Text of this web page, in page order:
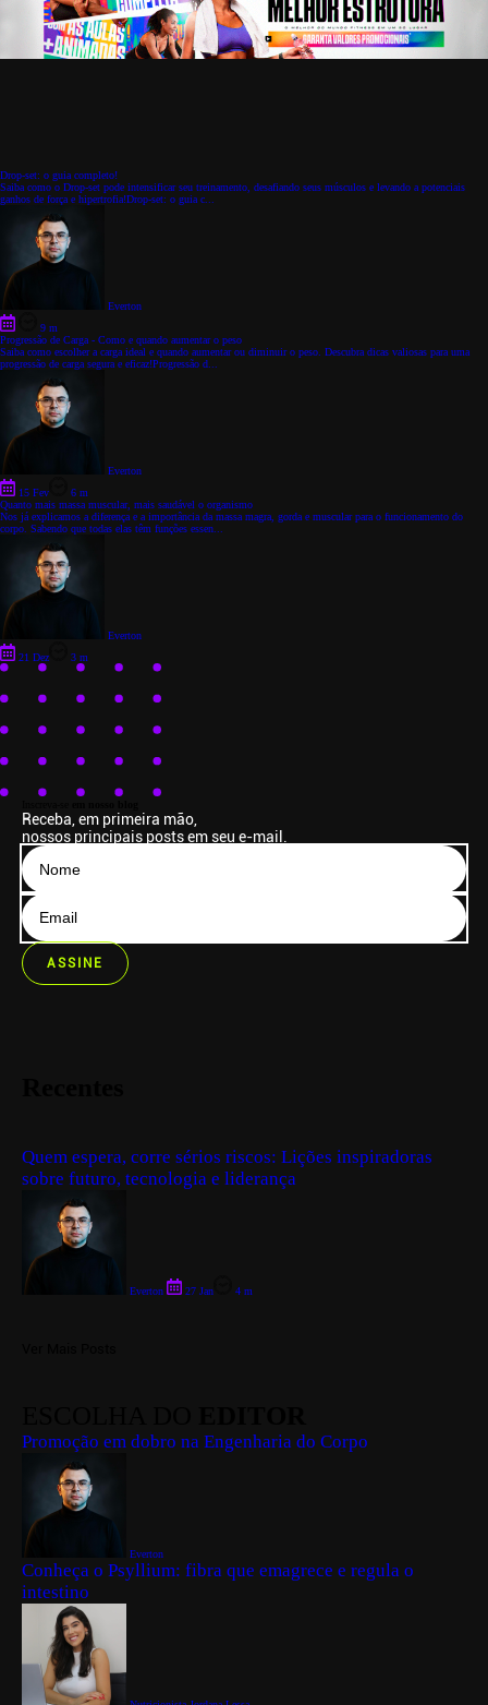
Drop-set: o guia completo!
Saiba como o Drop-set pode intensificar seu treinamento, desafiando seus músculos e levando a potenciais
ganhos de força e hipertrofia!Drop-set: o guia c...
Everton
9 m
Progressão de Carga - Como e quando aumentar o peso
Saiba como escolher a carga ideal e quando aumentar ou diminuir o peso. Descubra dicas valiosas para uma
progressão de carga segura e eficaz!Progressão d...
Everton
15 Fev
6 m
Quanto mais massa muscular, mais saudável o organismo
Nos já explicamos a diferença e a importância da massa magra, gorda e muscular para o funcionamento do
corpo. Sabendo que todas elas têm funções essen...
Everton
21 Dez
3 m
Receba, em primeira mão,
nossos principais posts em seu e-mail.
ASSINE
Quem espera, corre sérios riscos: Lições inspiradoras
sobre futuro, tecnologia e liderança
Everton 27 Jan 4 m
Promoção em dobro na Engenharia do Corpo
Everton
Conheça o Psyllium: fibra que emagrece e regula o
intestino